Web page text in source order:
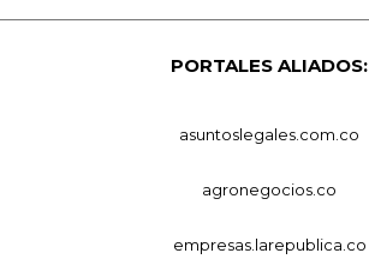
PORTALES ALIADOS:
asuntoslegales.com.co
agronegocios.co
empresas.larepublica.co